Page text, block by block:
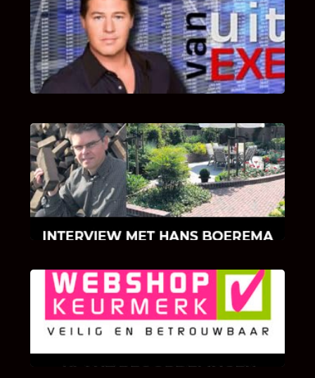
UITSTEL VAN EXECUTIE
Bekijk hier de fragmenten van de deelname
van Bricks and Stones aan dit programma.
INTERVIEW MET HANS BOEREMA
Hoe Bricks and Stones ontstaan is en wat
Hans Boerema motiveert in de wereld van
klinkers en tegels!
KLANT BEOORDELINGEN
We zijn er zeer op gesteld om te weten wat u
als klant van ons en onze diensten vindt.